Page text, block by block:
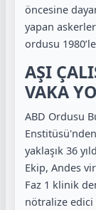
öncesine
yapan
ordusu
AŞI
VAKA
ABD Ordusu
yaklaşık 36
Ekip, Andes
Faz 1 klinik
nötralize